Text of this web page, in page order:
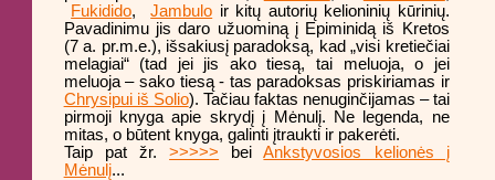
Fukidido,Jambulo ir kitų autorių kelioninių kūrinių.
Pavadinimu jis daro užuominą į Epiminidą iš Kretos
(7 a. pr.m.e.), išsakiusį paradoksą, kad „visi kretiečiai
melagiai“ (tad jei jis ako tiesą, tai meluoja, o jei
meluoja – sako tiesą - tas paradoksas priskiriamas ir
Chrysipui iš Solio). Tačiau faktas nenuginčijamas – tai
pirmoji knyga apie skrydį į Mėnulį. Ne legenda, ne
mitas, o būtent knyga, galinti įtraukti ir pakerėti.
Taip pat žr.>>>>> beiAnkstyvosios kelionės į
Mėnulį...